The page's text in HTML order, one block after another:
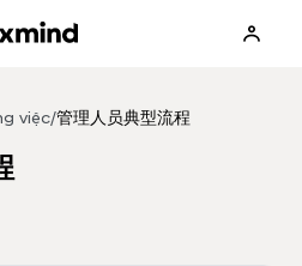
việc/管理人员典型流程